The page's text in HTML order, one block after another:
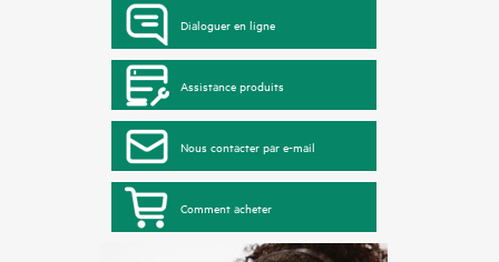
Dialoguer en ligne
Assistance produits
Nous contacter par e-mail
Comment acheter